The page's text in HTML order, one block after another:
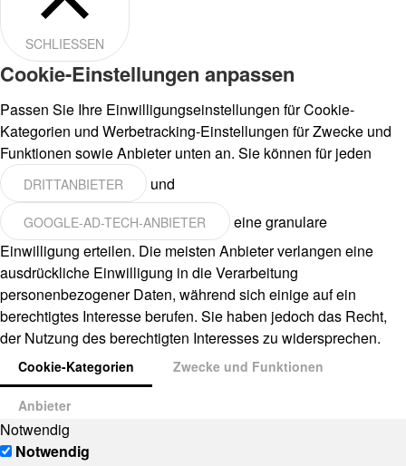
SCHLIESSEN
Cookie-Einstellungen anpassen
Passen Sie Ihre Einwilligungseinstellungen für Cookie-
Kategorien und Werbetracking-Einstellungen für Zwecke und
Funktionen sowie Anbieter unten an. Sie können für jeden
DRITTANBIETER und
GOOGLE-AD-TECH-ANBIETER
eine granulare
Einwilligung erteilen. Die meisten Anbieter verlangen eine
ausdrückliche Einwilligung in die Verarbeitung
personenbezogener Daten, während sich einige auf ein
berechtigtes Interesse berufen. Sie haben jedoch das Recht,
der Nutzung des berechtigten Interesses zu widersprechen.
Cookie-Kategorien Zwecke und Funktionen
Anbieter
Notwendig
Notwendig